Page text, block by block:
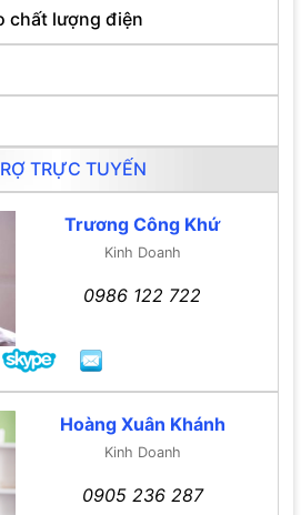
chất lượng điện
TRỰC TUYẾN
Trương Công Khứ
Kinh Doanh
0986 122 722
Hoàng Xuân Khánh
Kinh Doanh
0905 236 287